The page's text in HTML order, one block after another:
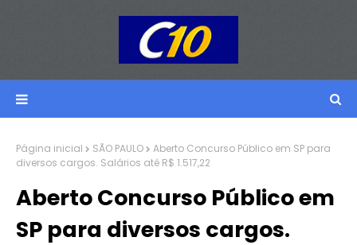
Página inicial SÃO PAULO
Aberto Concurso Público em SP para
diversos cargos. Salários até R$ 1.517,22
Aberto Concurso Público em
SP para diversos cargos.